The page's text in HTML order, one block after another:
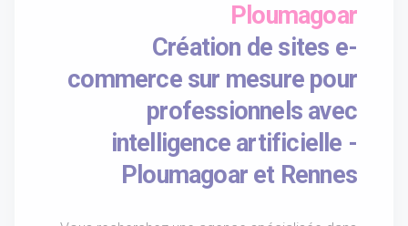
Ploumagoar
Création de sites e-
commerce sur mesure pour
professionnels avec
intelligence artificielle -
Ploumagoar et Rennes